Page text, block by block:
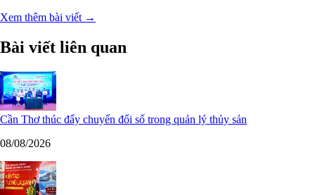
Xem thêm bài viết →
Bài viết liên quan
Cần Thơ thúc đẩy chuyển đổi số trong quản lý thủy sản
08/08/2026